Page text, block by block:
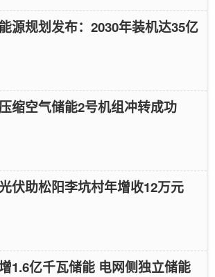
源规划发布：2030年装机达35亿
缩空气储能2号机组冲转成功
伏助松阳李坑村年增收12万元
1.6亿千瓦储能 电网侧独立储能